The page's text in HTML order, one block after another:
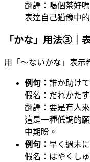
翻譯：喝個茶好
表達自己猶豫中
「かな」用法③｜
用「～ないかな」表示
例句： 誰か助け
假名：だれかた
翻譯：要是有人
這是一種低調的
中期盼。
例句： 早く週末
假名：はやくし